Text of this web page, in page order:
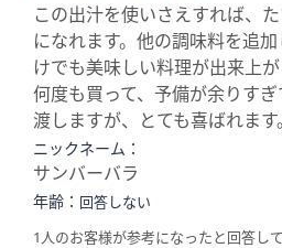
この出汁を使いさえすれば、
になれます。他の調味料を追
けでも美味しい料理が出来上
何度も買って、予備が余りす
渡しますが、とても喜ばれます。
ニックネーム：
サンバーバラ
年齢： 回答しない
1人のお客様が参考になったと回答し